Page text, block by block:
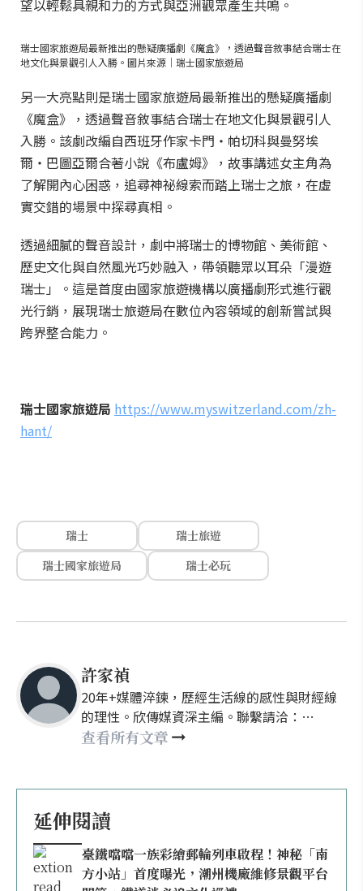
望以輕鬆具親和力的方式與亞洲觀眾產生共鳴。
瑞士國家旅遊局最新推出的懸疑廣播劇《魔盒》，透過聲音敘事結合瑞士在
地文化與景觀引人入勝。圖片來源｜瑞士國家旅遊局
另一大亮點則是瑞士國家旅遊局最新推出的懸疑廣播劇
《魔盒》，透過聲音敘事結合瑞士在地文化與景觀引人
入勝。該劇改編自西班牙作家卡門・帕切科與曼努埃
爾・巴圖亞爾合著小說《布盧姆》，故事講述女主角為
了解開內心困惑，追尋神祕線索而踏上瑞士之旅，在虛
實交錯的場景中探尋真相。
透過細膩的聲音設計，劇中將瑞士的博物館、美術館、
歷史文化與自然風光巧妙融入，帶領聽眾以耳朵「漫遊
瑞士」。這是首度由國家旅遊機構以廣播劇形式進行觀
光行銷，展現瑞士旅遊局在數位內容領域的創新嘗試與
跨界整合能力。
瑞士國家旅遊局 https://www.myswitzerland.com/zh-
hant/
瑞士
瑞士旅遊
瑞士國家旅遊局
瑞士必玩
許家禎
20年+媒體淬鍊，歷經生活線的感性與財經線
的理性。欣傳媒資深主編。聯繫請洽：
nellyhsu@xinmedia.com
查看所有文章
延伸閱讀
臺鐵噹噹一族彩繪郵輪列車啟程！神秘「南
方小站」首度曝光，潮州機廠維修景觀平台